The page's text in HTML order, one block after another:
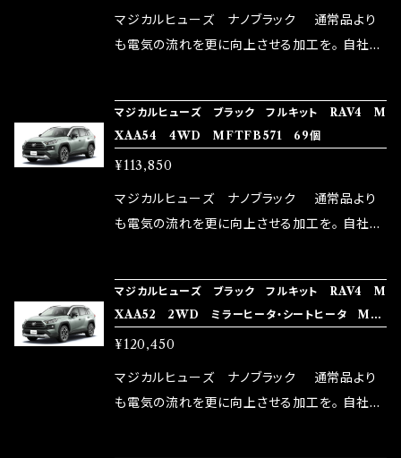
リットが無い。と。 コラボ開発製品です。 購入先
はこちらのマジカルヒューズ直販サイトと横浜に
rz）の2店舗の専売品になりますので宜しくお願
い致します。
マジカルヒューズ ナノブラック 通常品より
も電気の流れを更に向上させる加工を。 自社比
メ！ レーシングドライバーMAX織戸選手がテス
ターとなり吟味し時間を掛けて検証し、これは
体感出来て面白く、車には必ずプラスになりデメ
リットが無い。と。 コラボ開発製品です。 購入先
はこちらのマジカルヒューズ直販サイトと横浜に
rz）の2店舗の専売品になりますので宜しくお願
い致します。
マジカルヒューズ ブラック フルキット RAV4 M
XAA54 4WD MFTFB571 69個
¥113,850
マジカルヒューズ ナノブラック 通常品より
も電気の流れを更に向上させる加工を。 自社比
メ！ レーシングドライバーMAX織戸選手がテス
ターとなり吟味し時間を掛けて検証し、これは
体感出来て面白く、車には必ずプラスになりデメ
リットが無い。と。 コラボ開発製品です。 購入先
はこちらのマジカルヒューズ直販サイトと横浜に
マジカルヒューズ ブラック フルキット RAV4 M
XAA52 2WD ミラーヒータ・シートヒータ MF
TFB570 73個
¥120,450
マジカルヒューズ ナノブラック 通常品より
も電気の流れを更に向上させる加工を。 自社比